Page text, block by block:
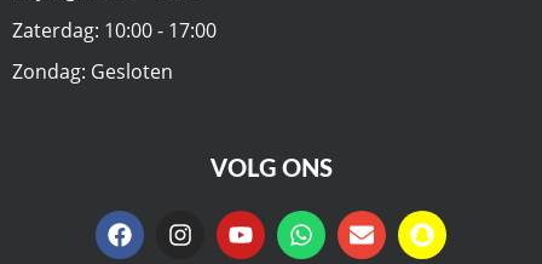
Zaterdag: 10:00 - 17:00
Zondag: Gesloten
VOLG ONS